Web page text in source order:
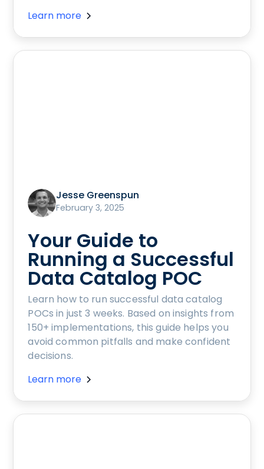
Learn more
Jesse Greenspun
February 3, 2025
Your Guide to
Running a Successful
Data Catalog POC
Learn how to run successful data catalog
POCs in just 3 weeks. Based on insights from
150+ implementations, this guide helps you
avoid common pitfalls and make confident
decisions.
Learn more